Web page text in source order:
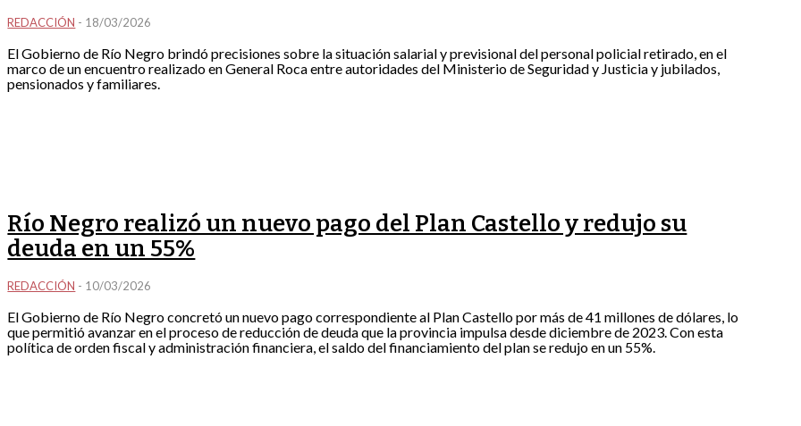
REDACCIÓN - 18/03/2026
El Gobierno de Río Negro brindó precisiones sobre la situación salarial y previsional del personal policial retirado, en el
marco de un encuentro realizado en General Roca entre autoridades del Ministerio de Seguridad y Justicia y jubilados,
pensionados y familiares.
Río Negro realizó un nuevo pago del Plan Castello y redujo su
deuda en un 55%
REDACCIÓN - 10/03/2026
El Gobierno de Río Negro concretó un nuevo pago correspondiente al Plan Castello por más de 41 millones de dólares, lo
que permitió avanzar en el proceso de reducción de deuda que la provincia impulsa desde diciembre de 2023. Con esta
política de orden fiscal y administración financiera, el saldo del financiamiento del plan se redujo en un 55%.